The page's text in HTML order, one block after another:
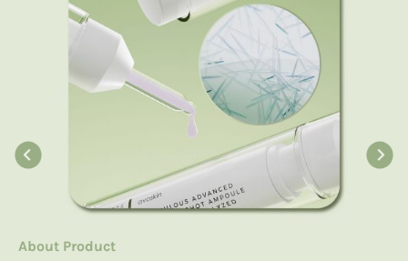
About Product